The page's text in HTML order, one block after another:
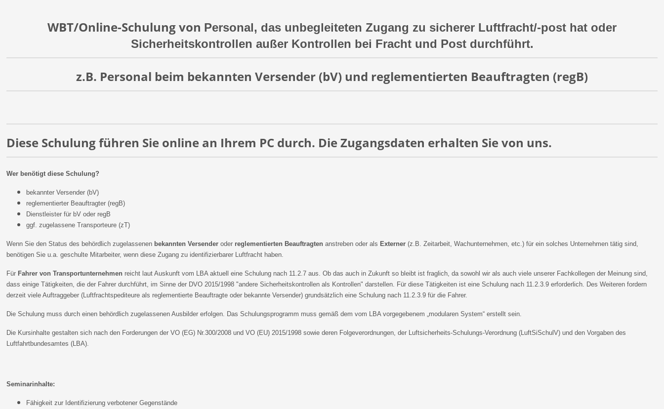
WBT/Online-Schulung von Personal, das unbegleiteten Zugang zu sicherer Luftfracht/-post hat oder
Sicherheitskontrollen außer Kontrollen bei Fracht und Post durchführt.
z.B. Personal beim bekannten Versender (bV) und reglementierten Beauftragten (regB)
Diese Schulung führen Sie online an Ihrem PC durch. Die Zugangsdaten erhalten Sie von uns.
Wer benötigt diese Schulung?
bekannter Versender (bV)
reglementierter Beauftragter (regB)
Dienstleister für bV oder regB
ggf. zugelassene Transporteure (zT)
Wenn Sie den Status des behördlich zugelassenen bekannten Versender oder reglementierten Beauftragten anstreben oder als Externer (z.B. Zeitarbeit, Wachunternehmen, etc.) für ein solches Unternehmen tätig sind,
benötigen Sie u.a. geschulte Mitarbeiter, wenn diese Zugang zu identifizierbarer Luftfracht haben.
Für Fahrer von Transportunternehmen reicht laut Auskunft vom LBA aktuell eine Schulung nach 11.2.7 aus. Ob das auch in Zukunft so bleibt ist fraglich, da sowohl wir als auch viele unserer Fachkollegen der Meinung sind,
dass einige Tätigkeiten, die der Fahrer durchführt, im Sinne der DVO 2015/1998 "andere Sicherheitskontrollen als Kontrollen" darstellen. Für diese Tätigkeiten ist eine Schulung nach 11.2.3.9 erforderlich. Des Weiteren fordern
derzeit viele Auftraggeber (Luftfrachtspediteure als reglementierte Beauftragte oder bekannte Versender) grundsätzlich eine Schulung nach 11.2.3.9 für die Fahrer.
Die Schulung muss durch einen behördlich zugelassenen Ausbilder erfolgen. Das Schulungsprogramm muss gemäß dem vom LBA vorgegebenem „modularen System“ erstellt sein.
Die Kursinhalte gestalten sich nach den Forderungen der VO (EG) Nr.300/2008 und VO (EU) 2015/1998 sowie deren Folgeverordnungen, der Luftsicherheits-Schulungs-Verordnung (LuftSiSchulV) und den Vorgaben des
Luftfahrtbundesamtes (LBA).
Seminarinhalte:
Fähigkeit zur Identifizierung verbotener Gegenstände